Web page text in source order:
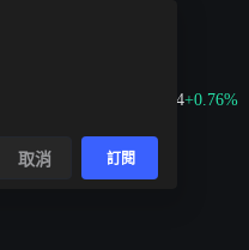
+0.76%
取消 訂閱